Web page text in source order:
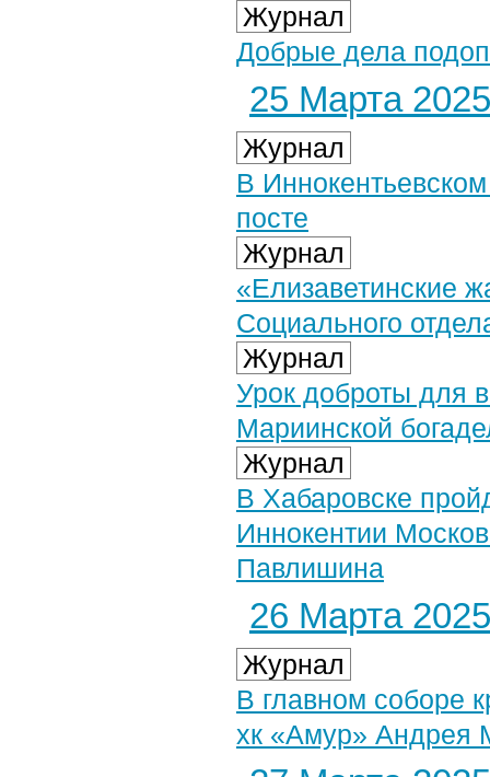
Журнал
Добрые дела
25 Марта 2025
Журнал
В
посте
Журнал
«Елизаветинские
Социального
Журнал
Урок доброты для
Мариинской
Журнал
В Хабаровске
Иннокентии
Павлишина
26 Марта 2025
Журнал
В главном соборе
хк «Амур» Андрея